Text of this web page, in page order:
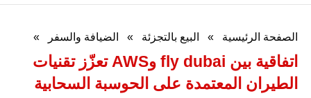
الصفحة الرئيسية » البيع بالتجزئة » الضيافة والسفر »
اتفاقية بين fly dubai وAWS تعزّز تقنيات
الطيران المعتمدة على الحوسبة السحابية